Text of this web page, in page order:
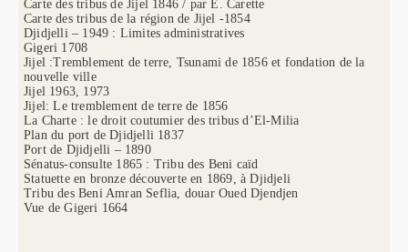
Carte des tribus de Jijel 1846 / par E. Carette
Carte des tribus de la région de Jijel -1854
Djidjelli – 1949 : Limites administratives
Gigeri 1708
Jijel :Tremblement de terre, Tsunami de 1856 et fondation de la
nouvelle ville
Jijel 1963, 1973
Jijel: Le tremblement de terre de 1856
La Charte : le droit coutumier des tribus d’El-Milia
Plan du port de Djidjelli 1837
Port de Djidjelli – 1890
Sénatus-consulte 1865 : Tribu des Beni caïd
Statuette en bronze découverte en 1869, à Djidjeli
Tribu des Beni Amran Seflia, douar Oued Djendjen
Vue de Gigeri 1664